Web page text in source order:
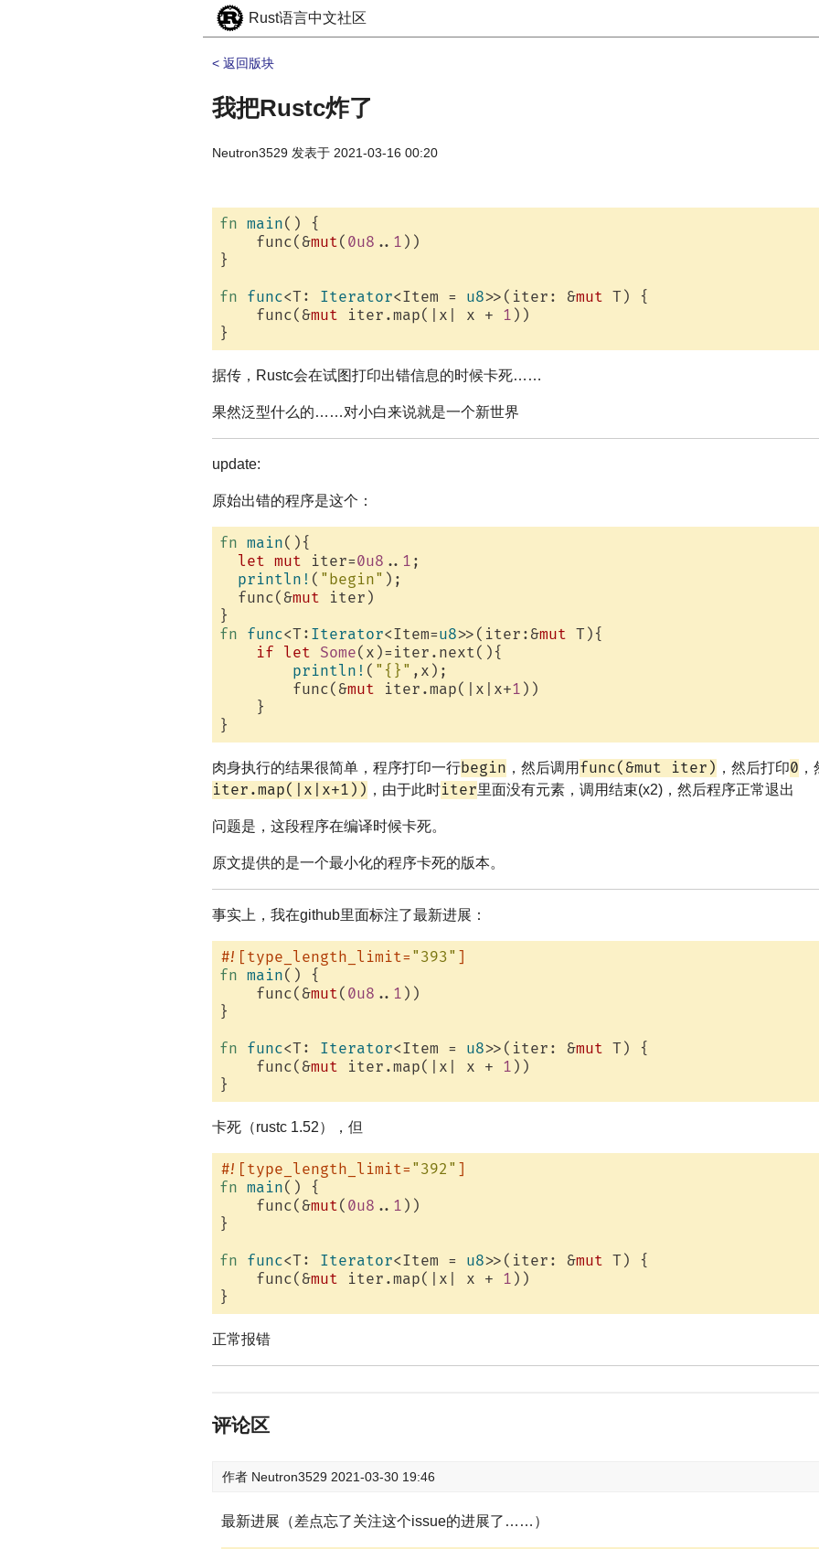
Rust语言中文社区
< 返回版块
我把Rustc炸了
Neutron3529 发表于 2021-03-16 00:20
fn main() {
    func(&
mut( 0u8 .. 1 ))
}
fn func<T: Iterator<Item = u8>>(iter: &mut T) {
    func(&
mut iter.map(|x| x + 1 ))
据传，Rustc会在试图打印出错信息的时候卡死……
果然泛型什么的……对小白来说就是一个新世界
update:
原始出错的程序是这个：
fn main(){
let mut iter=0u8 .. 1 ;
println! ( "begin" );
  func(&
mut iter)
fn func<T: Iterator<Item=u8>>(iter:&mut T){
if let Some(x)=iter.next(){
println! ( "{}" ,x);
        func(&
mut iter.map(|x|x+1 ))
    }
肉身执行的结果很简单，程序打印一行begin ，然后调用 func(&mut iter) ，然后打印0
iter.map(|x|x+1)) ，由于此时iter里面没有元素，调用结束(x2)，然后程序正常退出
问题是，这段程序在编译时候卡死。
原文提供的是一个最小化的程序卡死的版本。
事实上，我在github里面标注了最新进展：
#![type_length_limit= "393" ]
fn main() {
    func(&
mut( 0u8 .. 1 ))
}
fn func<T: Iterator<Item = u8>>(iter: &mut T) {
    func(&
mut iter.map(|x| x + 1 ))
卡死（rustc 1.52），但
#![type_length_limit= "392" ]
fn main() {
    func(&
mut( 0u8 .. 1 ))
}
fn func<T: Iterator<Item = u8>>(iter: &mut T) {
    func(&
mut iter.map(|x| x + 1 ))
正常报错
评论区
作者 Neutron3529 2021-03-30 19:46
最新进展（差点忘了关注这个issue的进展了……）